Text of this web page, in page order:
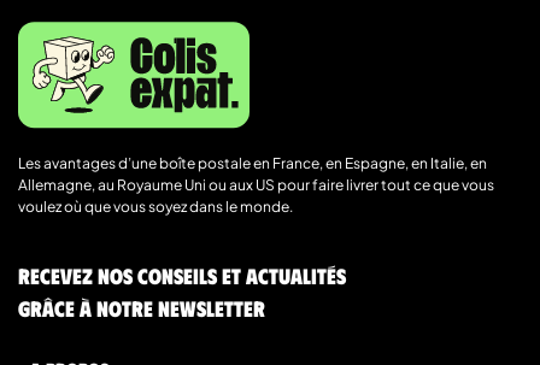
Les avantages d’une boîte postale en France, en Espagne, en Italie, en
Allemagne, au Royaume Uni ou aux US pour faire livrer tout ce que vous
voulez où que vous soyez dans le monde.
Recevez nos conseils et actualités
grâce à notre newsletter